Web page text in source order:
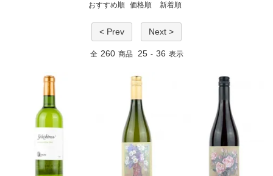
おすすめ順 価格順 新着順
< Prev Next >
全 260 商品 25 - 36 表示